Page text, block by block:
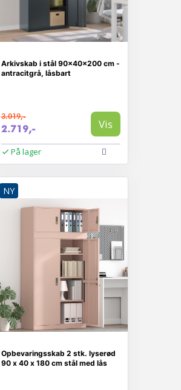
Arkivskab i stål 90×40×200 cm -
antracitgrå, låsbart
3.019,-
2.719,- Vis
På lager
NY
Opbevaringsskab 2 stk. lyserød
90 x 40 x 180 cm stål med lås